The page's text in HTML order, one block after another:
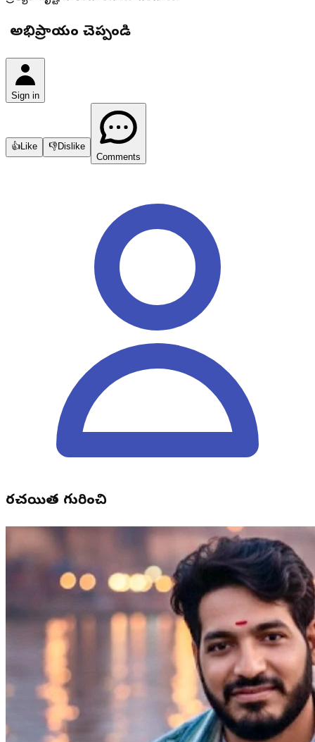
మీ అభిప్రాయం చెప్పండి
Sign in
👍 Like 👎Dislike
Comments
రచయిత గురించి